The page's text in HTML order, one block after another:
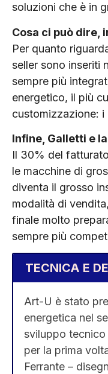
soluzioni che è in
Cosa ci può dire,
Per quanto
seller sono inseriti
sempre più
energetico, il più
customizzazione: i
Infine, Galletti e
Il 30% del
le macchine di
diventa il grosso
modalità di
finale molto
sempre più
TECNICA E
Art-U è stato
energetica nel
sviluppo tecnico
per la prima
Ferrante –